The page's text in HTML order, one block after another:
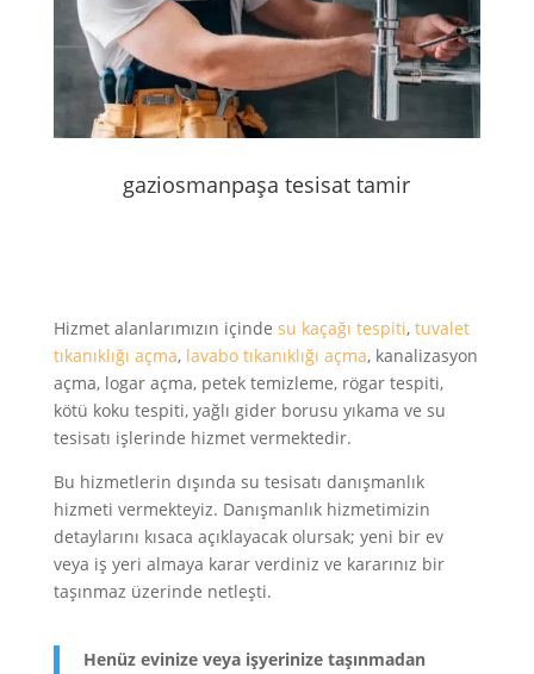
gaziosmanpaşa tesisat tamir
Hizmet alanlarımızın içinde su kaçağı tespiti, tuvalet
tıkanıklığı açma, lavabo tıkanıklığı açma, kanalizasyon
açma, logar açma, petek temizleme, rögar tespiti,
kötü koku tespiti, yağlı gider borusu yıkama ve su
tesisatı işlerinde hizmet vermektedir.
Bu hizmetlerin dışında su tesisatı danışmanlık
hizmeti vermekteyiz. Danışmanlık hizmetimizin
detaylarını kısaca açıklayacak olursak; yeni bir ev
veya iş yeri almaya karar verdiniz ve kararınız bir
taşınmaz üzerinde netleşti.
Henüz evinize veya işyerinize taşınmadan